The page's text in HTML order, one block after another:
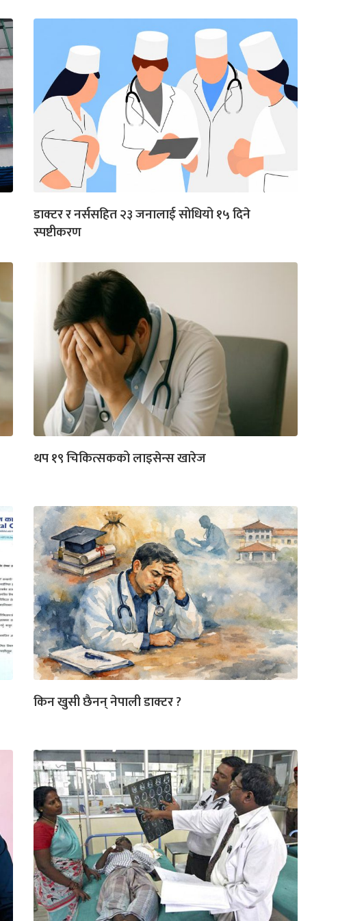
डाक्टर र नर्ससहित २३ जनालाई सोधियो १५ दिने
स्पष्टीकरण
थप १९ चिकित्सकको लाइसेन्स खारेज
किन खुसी छैनन् नेपाली डाक्टर ?